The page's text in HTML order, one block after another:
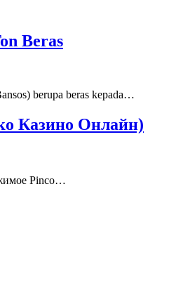
Beras
berupa beras kepada…
Казино Онлайн)
Pinco…